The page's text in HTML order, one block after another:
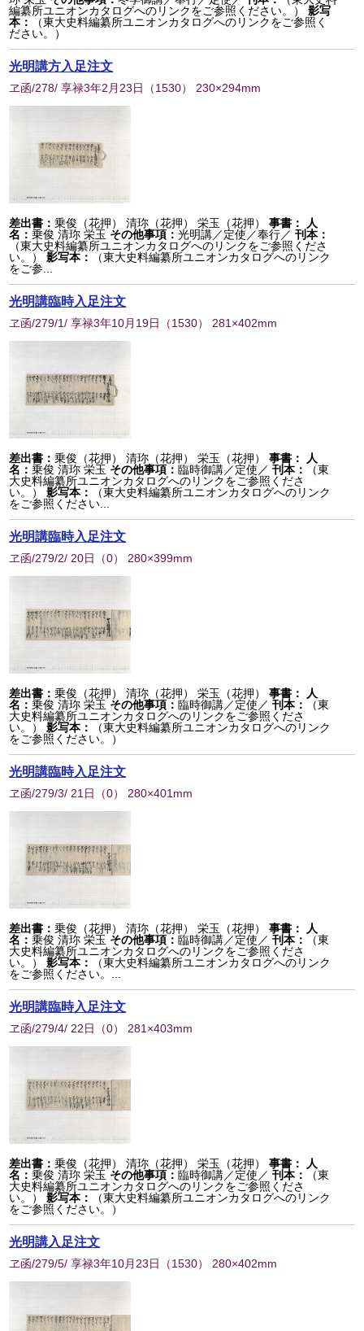
編纂所ユニオンカタログへのリンクをご参照ください。）
影写
本：
（東大史料編纂所ユニオンカタログへのリンクをご参照く
ださい。）
光明講方入足注文
ヱ函/278/ 享禄3年2月23日 （1530） 230×294mm
差出書：乗俊（花押） 清珎（花押） 栄玉（花押） 事書：
人
名：乗俊 清珎 栄玉 その他事項：光明講／定使／奉行／刊本：
（東大史料編纂所ユニオンカタログへのリンクをご参照くださ
い。）
影写本：
（東大史料編纂所ユニオンカタログへのリンク
をご参...
光明講臨時入足注文
ヱ函/279/1/ 享禄3年10月19日 （1530） 281×402mm
差出書：乗俊（花押） 清珎（花押） 栄玉（花押） 事書：
人
名：乗俊 清珎 栄玉 その他事項：臨時御講／定使／刊本：
（東
大史料編纂所ユニオンカタログへのリンクをご参照くださ
い。）
影写本：
（東大史料編纂所ユニオンカタログへのリンク
をご参照ください...
光明講臨時入足注文
ヱ函/279/2/ 20日 （0） 280×399mm
差出書：乗俊（花押） 清珎（花押） 栄玉（花押） 事書：
人
名：乗俊 清珎 栄玉 その他事項：臨時御講／定使／刊本：
（東
大史料編纂所ユニオンカタログへのリンクをご参照くださ
い。）
影写本：
（東大史料編纂所ユニオンカタログへのリンク
をご参照ください。）
光明講臨時入足注文
ヱ函/279/3/ 21日 （0） 280×401mm
差出書：乗俊（花押） 清珎（花押） 栄玉（花押） 事書：
人
名：乗俊 清珎 栄玉 その他事項：臨時御講／定使／刊本：
（東
大史料編纂所ユニオンカタログへのリンクをご参照くださ
い。）
影写本：
（東大史料編纂所ユニオンカタログへのリンク
をご参照ください。...
光明講臨時入足注文
ヱ函/279/4/ 22日 （0） 281×403mm
差出書：乗俊（花押） 清珎（花押） 栄玉（花押） 事書：
人
名：乗俊 清珎 栄玉 その他事項：臨時御講／定使／刊本：
（東
大史料編纂所ユニオンカタログへのリンクをご参照くださ
い。）
影写本：
（東大史料編纂所ユニオンカタログへのリンク
をご参照ください。）
光明講入足注文
ヱ函/279/5/ 享禄3年10月23日 （1530） 280×402mm